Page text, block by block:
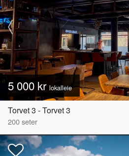
5 000 kr lokalleie
Torvet 3 - Torvet 3
200seter